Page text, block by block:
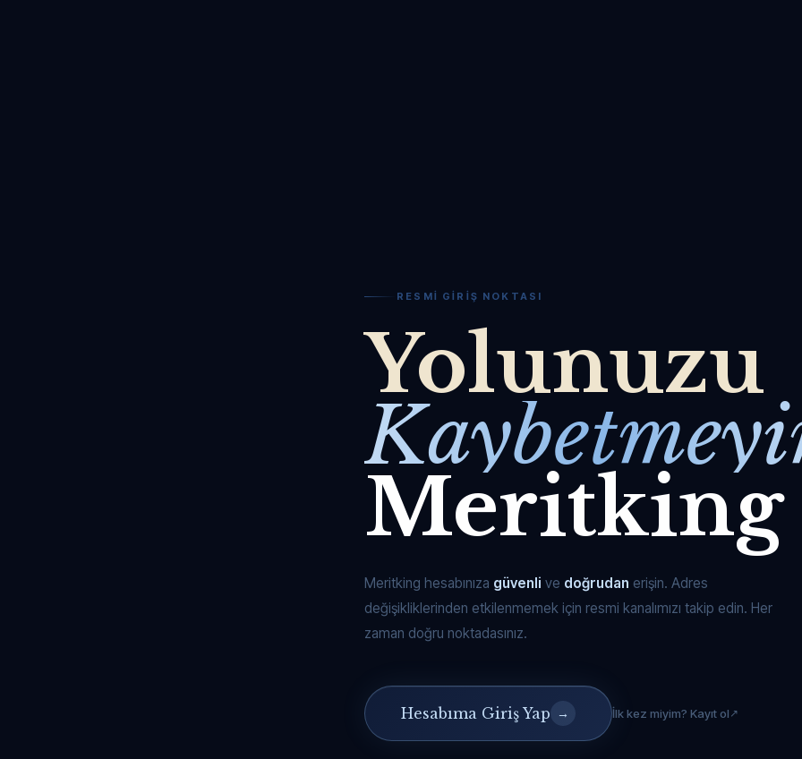
RESMI GIRIŞ NOKTASI
Yolunuzu
Meritking
Meritking hesabınıza güvenli ve doğrudan erişin. Adres
değişikliklerinden etkilenmemek için resmi kanalımızı takip edin. Her
zaman doğru noktadasınız.
Hesabıma Giriş Yap → İlk kez miyim? Kayıt ol